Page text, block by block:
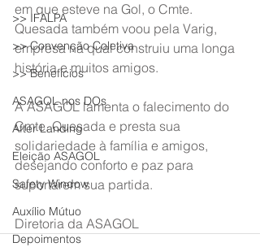
>> IFALPA
>> Convenção Coletiva
>> Benefícios
ASAGOL nos DOs
After Landing
Eleição ASAGOL
Safety Window
Auxílio Mútuo
Depoimentos
em que esteve na Gol, o Cmte.
Quesada também voou pela Varig,
empresa na qual construiu uma longa
história e muitos amigos.
A ASAGOL lamenta o falecimento do
Cmte. Quesada e presta sua
solidariedade à família e amigos,
desejando conforto e paz para
suportarem sua partida.
Diretoria da ASAGOL